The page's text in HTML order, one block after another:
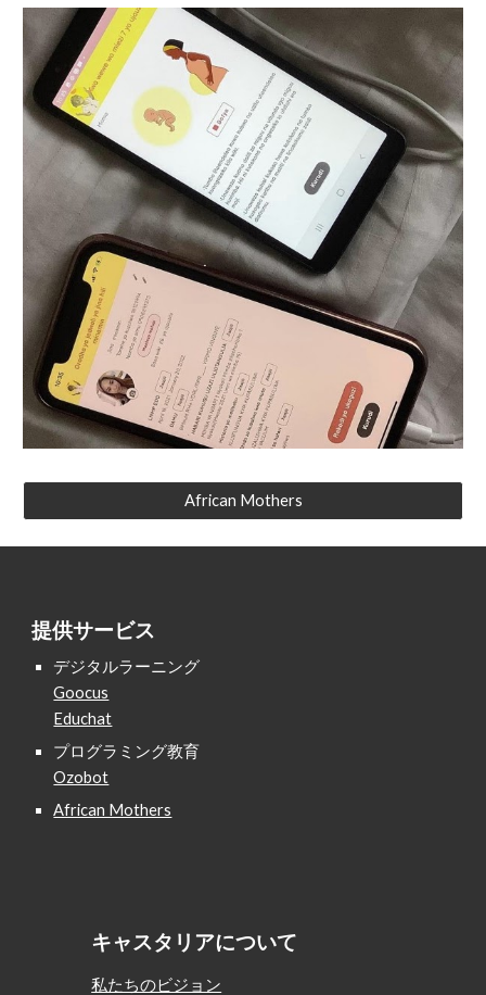
African Mothers
提供サービス
デジタルラーニング
Goocus
Educhat
プログラミング教育
Ozobot
African Mothers
キャスタリアについて
私たちのビジョン